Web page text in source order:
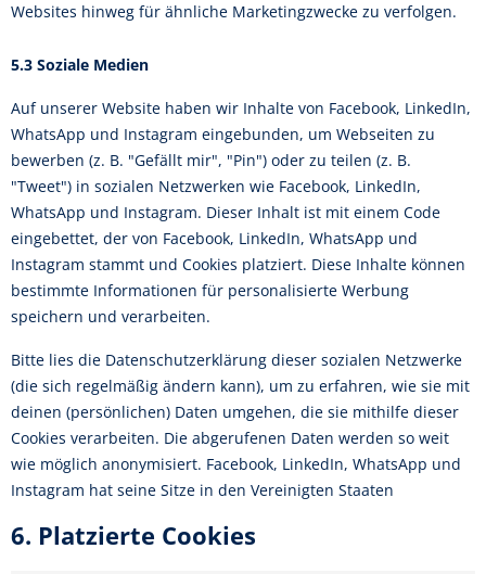
Websites hinweg für ähnliche Marketingzwecke zu verfolgen.
5.3 Soziale Medien
Auf unserer Website haben wir Inhalte von Facebook, LinkedIn,
WhatsApp und Instagram eingebunden, um Webseiten zu
bewerben (z. B. "Gefällt mir", "Pin") oder zu teilen (z. B.
"Tweet") in sozialen Netzwerken wie Facebook, LinkedIn,
WhatsApp und Instagram. Dieser Inhalt ist mit einem Code
eingebettet, der von Facebook, LinkedIn, WhatsApp und
Instagram stammt und Cookies platziert. Diese Inhalte können
bestimmte Informationen für personalisierte Werbung
speichern und verarbeiten.
Bitte lies die Datenschutzerklärung dieser sozialen Netzwerke
(die sich regelmäßig ändern kann), um zu erfahren, wie sie mit
deinen (persönlichen) Daten umgehen, die sie mithilfe dieser
Cookies verarbeiten. Die abgerufenen Daten werden so weit
wie möglich anonymisiert. Facebook, LinkedIn, WhatsApp und
Instagram hat seine Sitze in den Vereinigten Staaten
6. Platzierte Cookies